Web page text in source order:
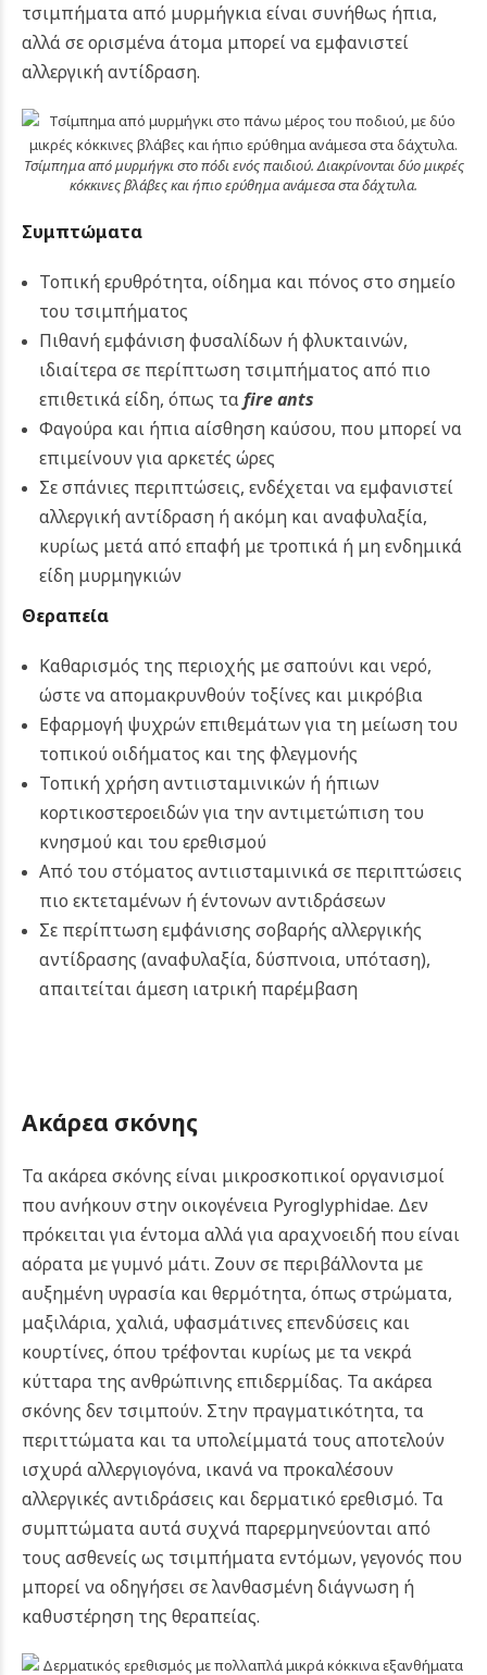
τσιμπήματα από μυρμήγκια είναι συνήθως ήπια,
αλλά σε ορισμένα άτομα μπορεί να εμφανιστεί
αλλεργική αντίδραση.
Τσίμπημα από μυρμήγκι στο πόδι ενός παιδιού. Διακρίνονται δύο μικρές
κόκκινες βλάβες και ήπιο ερύθημα ανάμεσα στα δάχτυλα.
Συμπτώματα
Τοπική ερυθρότητα, οίδημα και πόνος στο σημείο
του τσιμπήματος
Πιθανή εμφάνιση φυσαλίδων ή φλυκταινών,
ιδιαίτερα σε περίπτωση τσιμπήματος από πιο
επιθετικά είδη, όπως ταfire ants
Φαγούρα και ήπια αίσθηση καύσου, που μπορεί να
επιμείνουν για αρκετές ώρες
Σε σπάνιες περιπτώσεις, ενδέχεται να εμφανιστεί
αλλεργική αντίδραση ή ακόμη και αναφυλαξία,
κυρίως μετά από επαφή με τροπικά ή μη ενδημικά
είδη μυρμηγκιών
Θεραπεία
Καθαρισμός της περιοχής με σαπούνι και νερό,
ώστε να απομακρυνθούν τοξίνες και μικρόβια
Εφαρμογή ψυχρών επιθεμάτων για τη μείωση του
τοπικού οιδήματος και της φλεγμονής
Τοπική χρήση αντιισταμινικών ή ήπιων
κορτικοστεροειδών για την αντιμετώπιση του
κνησμού και του ερεθισμού
Από του στόματος αντιισταμινικά σε περιπτώσεις
πιο εκτεταμένων ή έντονων αντιδράσεων
Σε περίπτωση εμφάνισης σοβαρής αλλεργικής
αντίδρασης (αναφυλαξία, δύσπνοια, υπόταση),
απαιτείται άμεση ιατρική παρέμβαση
Ακάρεα σκόνης
Τα ακάρεα σκόνης είναι μικροσκοπικοί οργανισμοί
που ανήκουν στην οικογένεια Pyroglyphidae. Δεν
πρόκειται για έντομα αλλά για αραχνοειδή που είναι
αόρατα με γυμνό μάτι. Ζουν σε περιβάλλοντα με
αυξημένη υγρασία και θερμότητα, όπως στρώματα,
μαξιλάρια, χαλιά, υφασμάτινες επενδύσεις και
κουρτίνες, όπου τρέφονται κυρίως με τα νεκρά
κύτταρα της ανθρώπινης επιδερμίδας. Τα ακάρεα
σκόνης δεν τσιμπούν. Στην πραγματικότητα, τα
περιττώματα και τα υπολείμματά τους αποτελούν
ισχυρά αλλεργιογόνα, ικανά να προκαλέσουν
αλλεργικές αντιδράσεις και δερματικό ερεθισμό. Τα
συμπτώματα αυτά συχνά παρερμηνεύονται από
τους ασθενείς ως τσιμπήματα εντόμων, γεγονός που
μπορεί να οδηγήσει σε λανθασμένη διάγνωση ή
καθυστέρηση της θεραπείας.